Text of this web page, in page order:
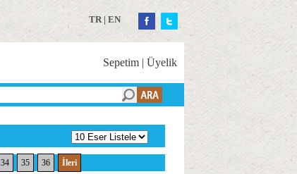
TR| EN
Sepetim | Üyelik
34 35 36 İleri